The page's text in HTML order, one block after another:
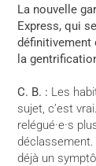
La nouvelle
Express, qui
définitivement
la
C. B. : Les
sujet, c’est
relégué·e·s
déjà un